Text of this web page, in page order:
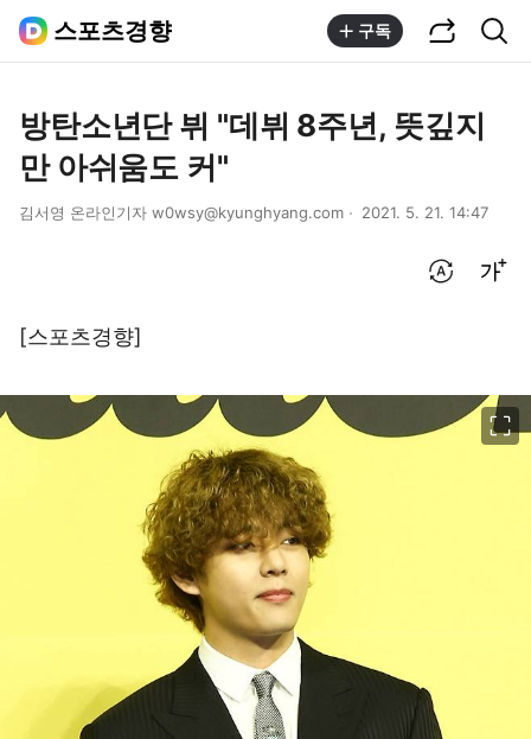
스포츠경향 구독
방탄소년단 뷔 "데뷔 8주년, 뜻깊지
만 아쉬움도 커"
김서영 온라인기자 w0wsy@kyunghyang.com 2021. 5. 21. 14:47
[스포츠경향]